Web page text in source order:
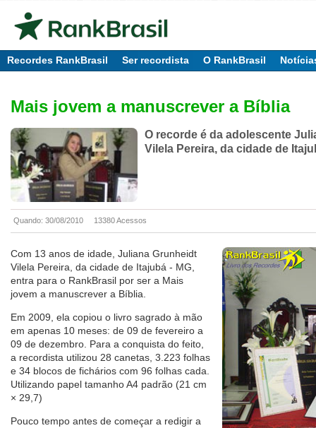
Recordes RankBrasil Ser recordista O RankBrasil
Mais jovem a manuscrever a Bíblia
O recorde é da adolescente
Vilela Pereira, da cidade de
Quando: 30/08/2010 13380 Acessos
Com 13 anos de idade, Juliana Grunheidt
Vilela Pereira, da cidade de Itajubá - MG,
entra para o RankBrasil por ser a Mais
jovem a manuscrever a Bíblia.
Em 2009, ela copiou o livro sagrado à mão
em apenas 10 meses: de 09 de fevereiro a
09 de dezembro. Para a conquista do feito,
a recordista utilizou 28 canetas, 3.223 folhas
e 34 blocos de fichários com 96 folhas cada.
Utilizando papel tamanho A4 padrão (21 cm
× 29,7)
Pouco tempo antes de começar a redigir a